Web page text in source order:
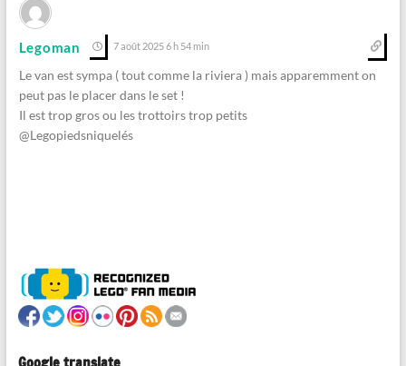
Legoman 7 août 2025 6 h 54 min
Le van est sympa ( tout comme la riviera ) mais apparemment on
peut pas le placer dans le set !
Il est trop gros ou les trottoirs trop petits
@Legopiedsniquelés